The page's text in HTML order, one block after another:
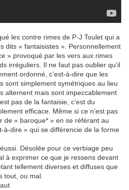
les contre rimes de P-J Toulet qui a
dits « fantaisistes ». Personnellement
» provoqué par les vers aux rimes
irréguliers. Il ne faut pas oublier qu’il
ordonné, c’est-à-dire que les
sont simplement symétriques au lieu
alternent mais sont impeccablement
pas de la fantaisie, c’est du
efficace. Même si ce n’est pas
de « baroque* » en se référant au
à-dire « qui se différencie de la forme
Désolée pour ce verbiage peu
à exprimer ce que je ressens devant
tellement diverses et diffuses que
tout, ou mal.